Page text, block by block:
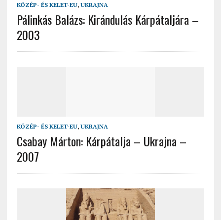
KÖZÉP- ÉS KELET-EU, UKRAJNA
Pálinkás Balázs: Kirándulás Kárpátaljára –
2003
KÖZÉP- ÉS KELET-EU, UKRAJNA
Csabay Márton: Kárpátalja – Ukrajna –
2007